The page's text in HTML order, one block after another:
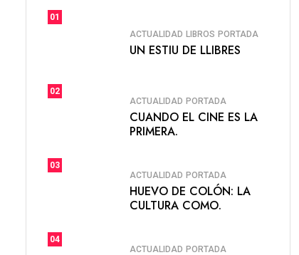
01
ACTUALIDAD LIBROS PORTADA
UN ESTIU DE LLIBRES
02
ACTUALIDAD PORTADA
CUANDO EL CINE ES LA
PRIMERA.
03
ACTUALIDAD PORTADA
HUEVO DE COLÓN: LA
CULTURA COMO.
04
ACTUALIDAD PORTADA